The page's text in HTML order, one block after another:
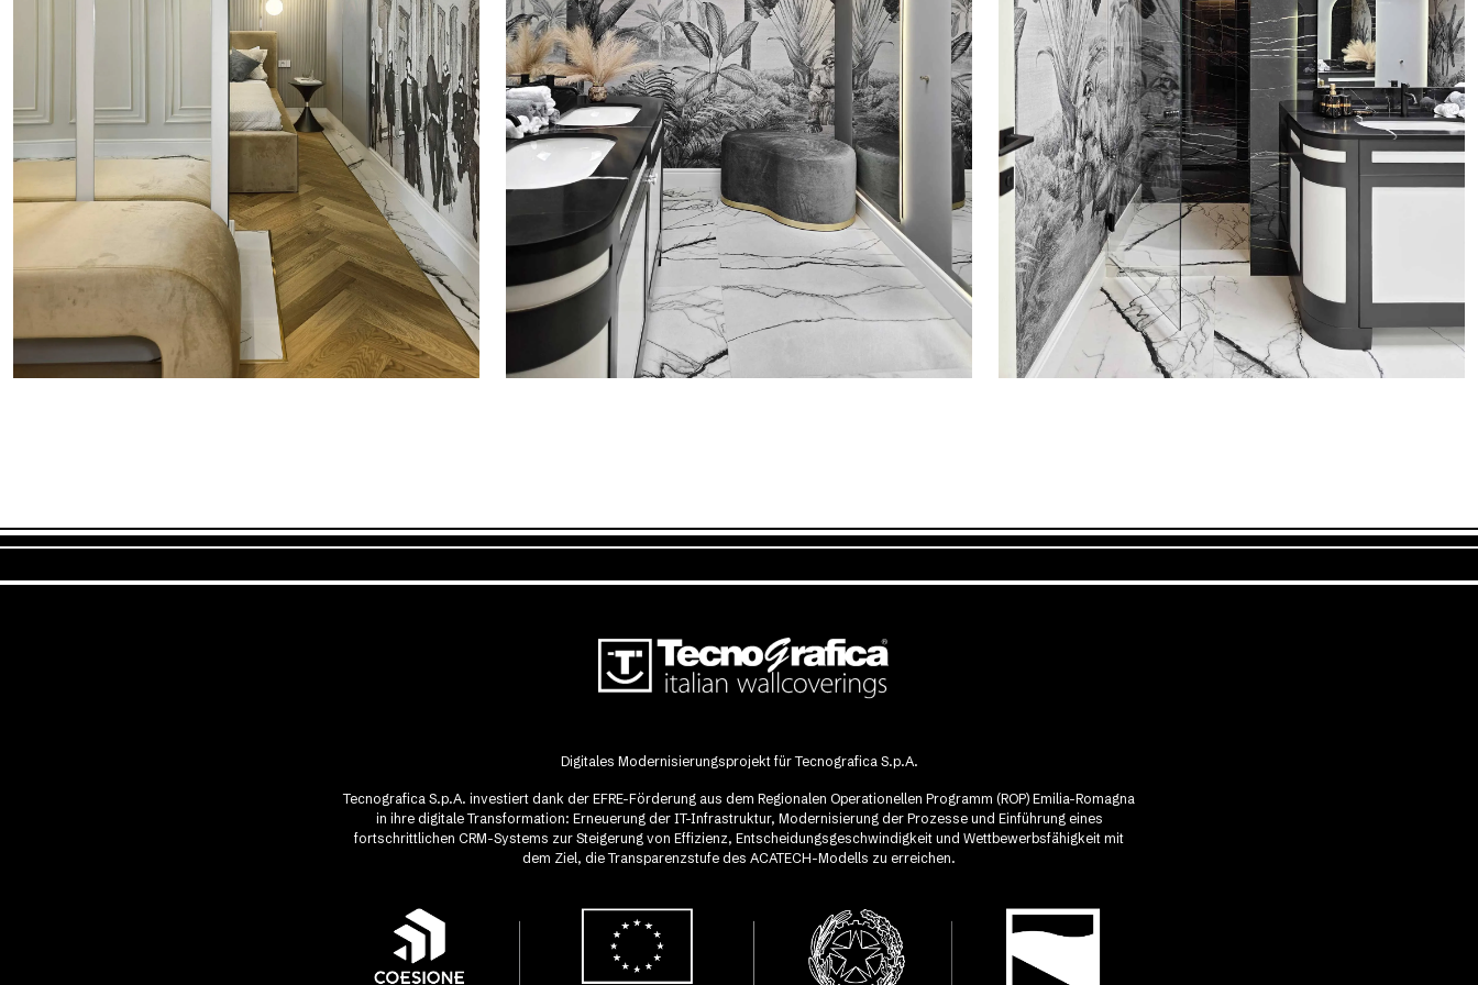
Digitales Modernisierungsprojekt für Tecnografica S.p.A.
Tecnografica S.p.A. investiert dank der EFRE-Förderung aus dem Regionalen Operationellen Programm (ROP) Emilia-Romagna
in ihre digitale Transformation: Erneuerung der IT-Infrastruktur, Modernisierung der Prozesse und Einführung eines
fortschrittlichen CRM-Systems zur Steigerung von Effizienz, Entscheidungsgeschwindigkeit und Wettbewerbsfähigkeit mit
dem Ziel, die Transparenzstufe des ACATECH-Modells zu erreichen.